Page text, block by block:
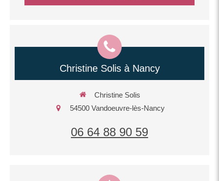
Christine Solis à Nancy
Christine Solis
54500 Vandoeuvre-lès-Nancy
06 64 88 90 59